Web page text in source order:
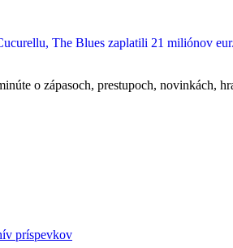
The Blues zaplatili 21 miliónov eur.
o zápasoch, prestupoch, novinkách,
príspevkov